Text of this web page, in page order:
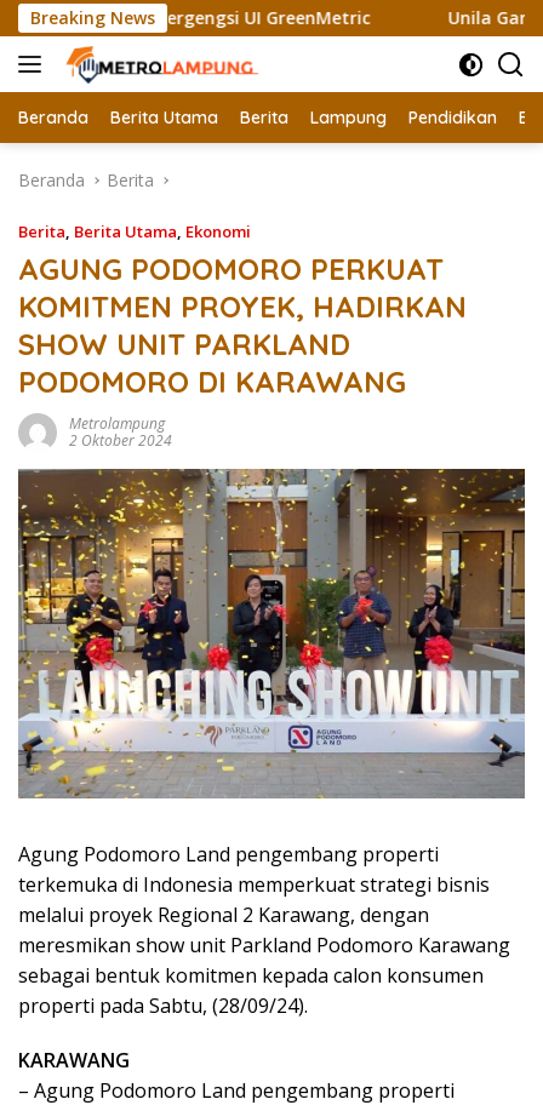
Langsung
ke
konten
Breaking News
Sertifikat Bergengsi UI GreenMetric Unila Gandeng
Beranda Berita Utama Berita Lampung Pendidikan
Beranda Berita
Berita, Berita Utama, Ekonomi
AGUNG PODOMORO PERKUAT
KOMITMEN PROYEK, HADIRKAN
SHOW UNIT PARKLAND
PODOMORO DI KARAWANG
Metrolampung
2 Oktober 2024
Agung Podomoro Land pengembang properti
terkemuka di Indonesia memperkuat strategi bisnis
melalui proyek Regional 2 Karawang, dengan
meresmikan show unit Parkland Podomoro Karawang
sebagai bentuk komitmen kepada calon konsumen
properti pada Sabtu, (28/09/24).
KARAWANG
– Agung Podomoro Land pengembang properti